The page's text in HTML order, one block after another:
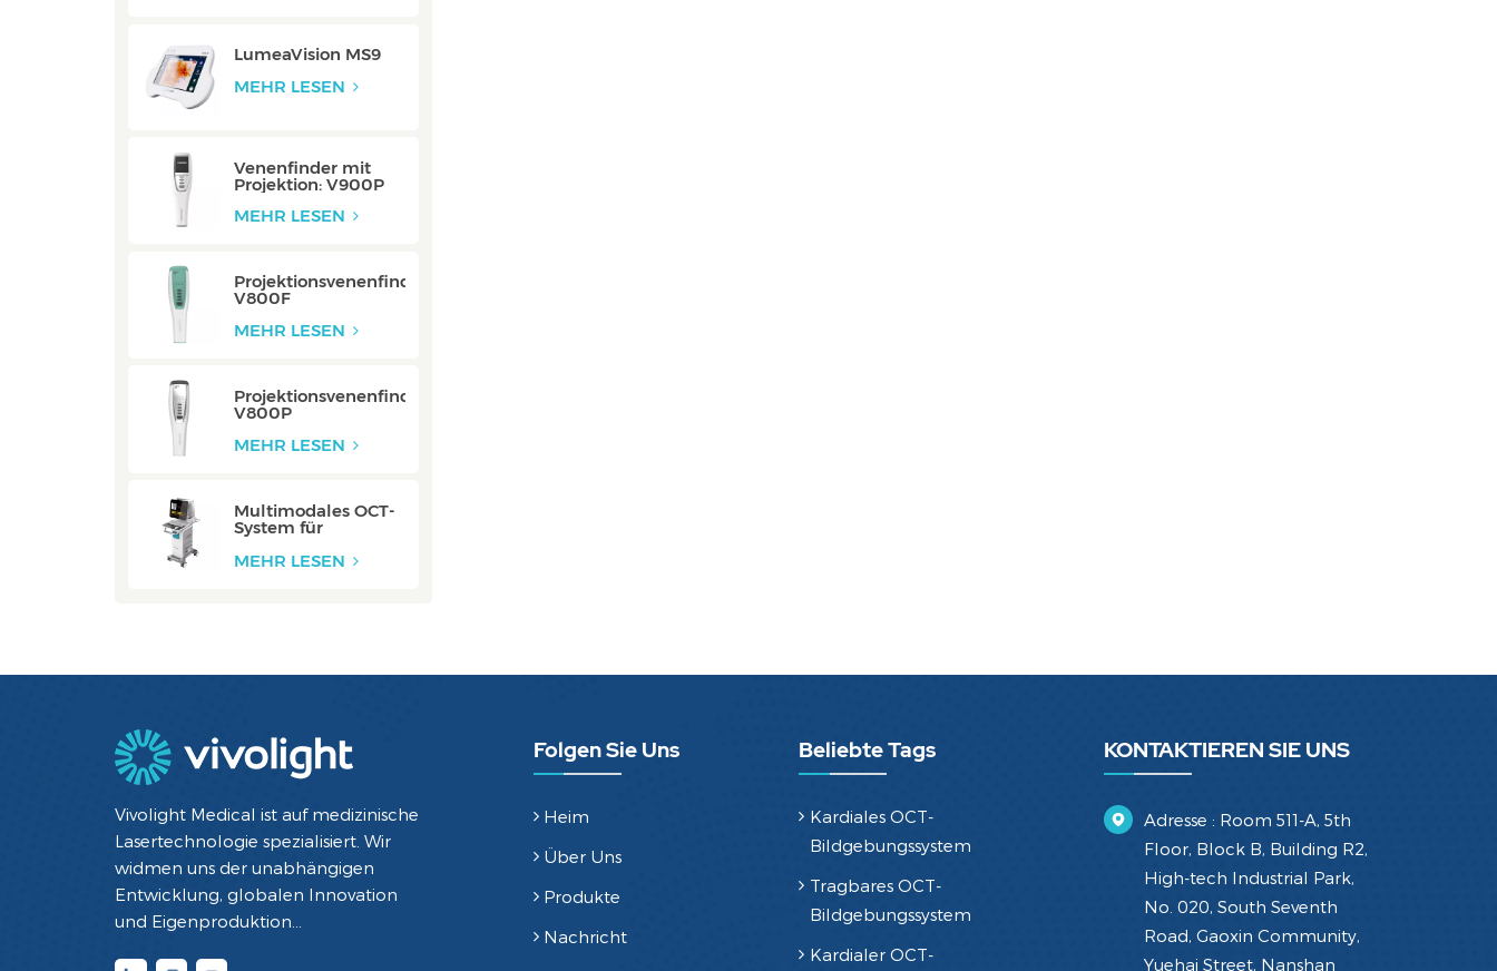
LumeaVision MS9
MEHR LESEN
Venenfinder mit
Projektion: V900P
MEHR LESEN
Projektionsvenenfinder:
V800F
MEHR LESEN
Projektionsvenenfinder:
V800P
MEHR LESEN
Multimodales OCT-
System für
Halsschlagadern:
ZERO
MEHR LESEN
Vivolight Medical ist auf medizinische
Lasertechnologie spezialisiert. Wir
widmen uns der unabhängigen
Entwicklung, globalen Innovation
und Eigenproduktion
Folgen Sie Uns
Heim
Über Uns
Produkte
Nachricht
Beliebte Tags
Kardiales OCT-
Bildgebungssystem
Tragbares OCT-
Bildgebungssystem
Kardialer OCT-
KONTAKTIEREN SIE UNS
Adresse : Room 511-A, 5th
Floor, Block B, Building R2,
High-tech Industrial Park,
No. 020, South Seventh
Road, Gaoxin Community,
Yuehai Street, Nanshan